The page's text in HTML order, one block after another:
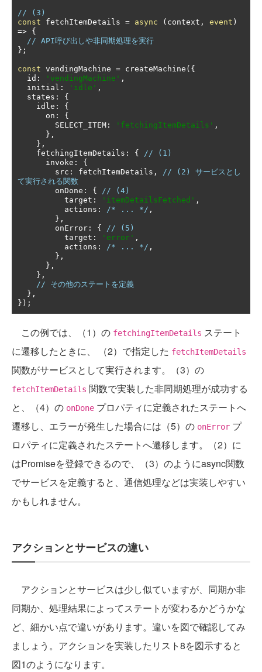
// (3)
const fetchItemDetails = async ( context , event )
=> {
// API呼び出しや非同期処理を実行
};
const vendingMachine = createMachine ({
  id
: 'vendingMachine' ,
  initial
: 'idle' ,
  states
:
{
    idle
:
{
      on
:
{
        SELECT_ITEM
: 'fetchingItemDetails' ,
},
},
    fetchingItemDetails
: {
// (1)
      invoke
:
{
        src
: fetchItemDetails ,
// (2) サービスとし
て実行される関数
        onDone
: {
// (4)
          target
: 'itemDetailsFetched' ,
          actions
: /* ... */ ,
},
        onError
: {
// (5)
          target
: 'error' ,
          actions
: /* ... */ ,
},
},
},
// その他のステートを定義
},
});
この例では、（1）の fetchingItemDetails ステート
に遷移したときに、 （2）で指定した fetchItemDetails
関数がサービスとして実行されます。（3）の
fetchItemDetails 関数で実装した非同期処理が成功する
と、（4）の onDone プロパティに定義されたステートへ
遷移し、エラーが発生した場合には（5）の onError プ
ロパティに定義されたステートへ遷移します。（2）に
はPromiseを登録できるので、（3）のようにasync関数
でサービスを定義すると、通信処理などは実装しやすい
かもしれません。
アクションとサービスの違い
アクションとサービスは少し似ていますが、同期か非
同期か、処理結果によってステートが変わるかどうかな
ど、細かい点で違いがあります。違いを図で確認してみ
ましょう。アクションを実装したリスト8を図示すると
図1のようになります。